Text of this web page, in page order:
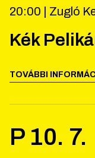
20:00 | Zugló
Kék
TOVÁBBI
P 10. 7.